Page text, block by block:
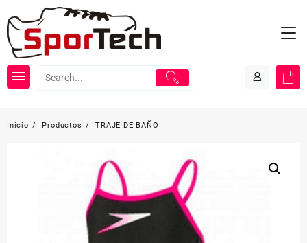
al
contenido
Inicio Productos TRAJE DE BAÑO